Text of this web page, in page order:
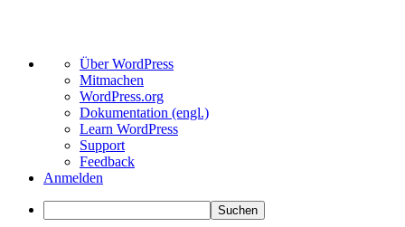
Über
WordPress
Über WordPress
Mitmachen
WordPress.org
Dokumentation (engl.)
Learn WordPress
Support
Feedback
Anmelden
Suchen